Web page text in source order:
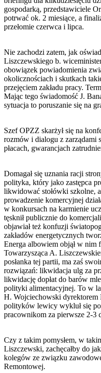
gospodarką, przedstawiciele
potrwać ok. 2 miesiące, a
przełomie czerwca i lipca.
Nie zachodzi zatem, jak
Liszczewskiego b.
obowiązek powiadomienia
okolicznościach i skutkach
przejęciem zakładu pracy.
Mając tego świadomość J.
sytuacja to poruszanie się na
Szef OPZZ skarżył się na
rozmów i dialogu z zarządami
płacach, gwarancjach
Domagał się uznania racji
polityka, który jako zastępca
likwidować stołówki szkolne,
prowadzenie komercyjnej
w konkursach na karmienie
tęsknił publicznie do
objawiał też konfuzji
zakładów energetycznych
Energa albowiem objął w nim
Towarzysząca A.
posłanka tej partii, ma zaś
rozwiązań: likwidacja ulg za
likwidację dopłat do barów
polityki alimentacyjnej. To w
H. Wojciechowski dyrektorem
polityków lewicy wykluł się
pracownikom za pierwsze 2-3
Czy z takim pomysłem, w
Liszczewski, zachęcałby do
kolegów ze związku
Remontowej.